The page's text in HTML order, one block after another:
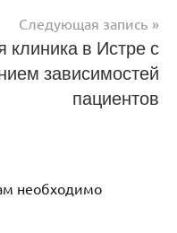
Следующая запись
клиника в Истре с
зависимостей
пациентов
необходимо